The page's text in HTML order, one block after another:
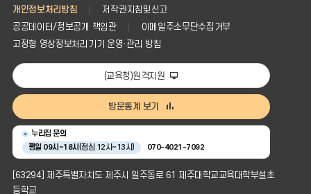
개인정보처리방침
저작권지침및신고
공공데이터/정보공개 책임관
이메일주소무단수집거부
고정형 영상정보처리기기 운영·관리 방침
(교육청)원격지원
방문통계 보기
누리집 문의
평일 09시~18시 (점심 12시~13시) 070-4021-7092
[63294] 제주특별자치도 제주시 일주동로 61 제주대학교교육대학부설초
등학교